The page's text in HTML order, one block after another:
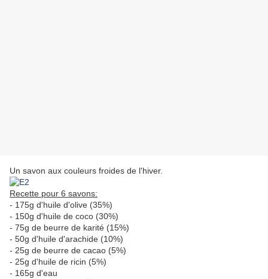
Un savon aux couleurs froides de l'hiver.
Recette pour 6 savons:
- 175g d'huile d'olive (35%)
- 150g d'huile de coco (30%)
- 75g de beurre de karité (15%)
- 50g d'huile d'arachide (10%)
- 25g de beurre de cacao (5%)
- 25g d'huile de ricin (5%)
- 165g d'eau